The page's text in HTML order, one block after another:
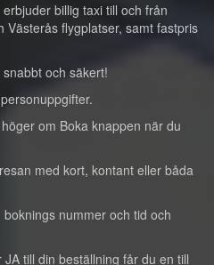
billig taxi till och från
Västerås flygplatser, samt fastpris
och säkert!
om Boka knappen när du
med kort, kontant eller båda
nummer och tid och
till din beställning får du en till